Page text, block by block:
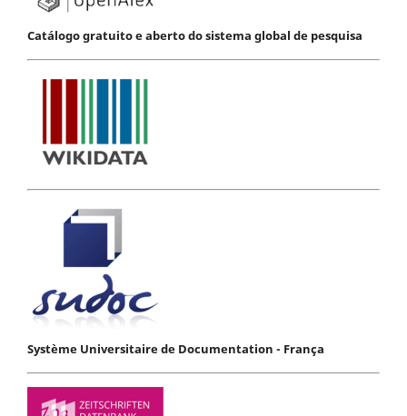
Catálogo gratuito e aberto do sistema global de pesquisa
Système Universitaire de Documentation - França